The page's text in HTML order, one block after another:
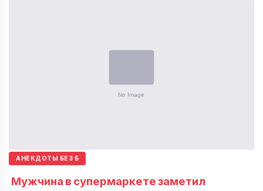
АНЕКДОТЫ БЕЗ Б
Мужчина в супермаркете заметил